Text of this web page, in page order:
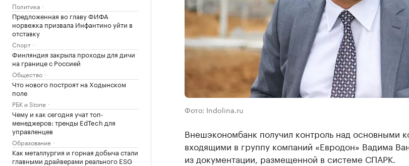
Политика
Предложенная во главу ФИФА
норвежка призвала Инфантино уйти в
отставку
Спорт
Финляндия закрыла проходы для дичи
на границе с Россией
Общество
Что нового построят на Ходынском
поле
РБК и Stone
Чему и как сегодня учат топ-
менеджеров: тренды EdTech для
управленцев
Образование
Как металлургия и горная добыча стали
главными драйверами реального ESG
Фото: Indolina.ru
Внешэкономбанк получил контроль над основными
входящими в группу компаний «Евродон» Вадима
из документации, размещенной в системе СПАРК.